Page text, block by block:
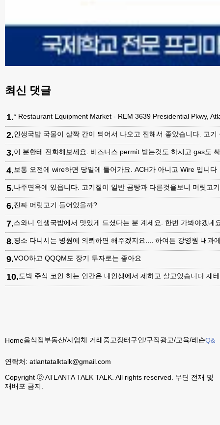
최신 댓글
1.* Restaurant Equipment Market - REM 3639 Presidential Pkwy,
2.인생국밥 국물이 살짝 간이 되어서 나오고 진해서 좋았습니다. 고
3.이 분한테 전화해보세요. 비즈니스 permit 받는것도 하시고 gas도
4.보통 오전에 wire하면 당일에 들어가요. ACH가 아니고 Wire 입니다
5.나주면옥에 있읍니다. 고기질이 일반 곰탕과 다른것을보니 머릿고
6.진짜 머릿고기 들어있을까?
7.스와니 인생국밥에서 맛있게 드셨다는 분 계세요. 한번 가봐야겠네
8.평소 다니시는 병원에 의뢰하면 해주겠지요.... 하여튼 강영원 내과
9.VOO하고 QQQM도 장기 투자로는 좋아요
10.도박 주식 코인 하는 인간은 내인생에서 제하고 살고있습니다 재
Home음식점부동산/사업체 거래중고장터구인/구직광고/교육/레슨Q&A
연락처: atlantatalktalk@gmail.com
Copyright ⓒ ATLANTA TALK TALK. All rights reserved. 무단 전재 및
재배포 금지.